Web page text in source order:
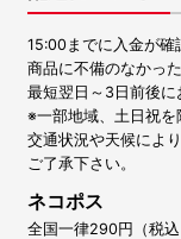
15:00までに入金が確
商品に不備のなかっ
最短翌日～3日前後に
※一部地域、土日祝を
交通状況や天候によ
ご了承下さい。
ネコポス
全国一律290円（税込